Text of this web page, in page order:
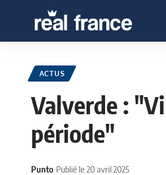
ACTUS
Valverde :
période"
Punto Publié le 20 avril 2025